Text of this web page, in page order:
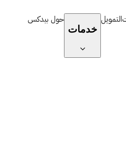
التمويل
خدمات
حول بيدكس